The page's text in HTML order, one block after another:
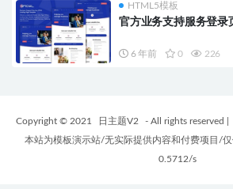
HTML5模板
官方业务支持服务登录
6 年前 0 226
Copyright © 2021 日主题V2 - All rights reserved
本站为模板演示站/无实际提供内容和付费项目/
0.5712/s